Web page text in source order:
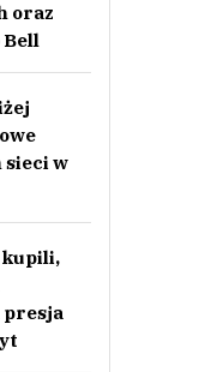
oraz
Bell
w
kupili,